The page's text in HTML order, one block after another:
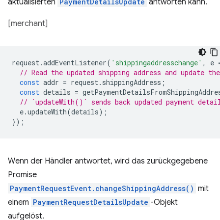
aktualisierten
antworten kann.
[merchant]
request.addEventListener( 'shippingaddresschange' , e
// Read the updated shipping address and update
const addr = request. shippingAddress ;
const details =
// `updateWith()` sends back updated payment
e.updateWith(details);
});
Wenn der Händler antwortet, wird das zurückgegebene
Promise
PaymentRequestEvent.changeShippingAddress() mit
einem PaymentRequestDetailsUpdate -Objekt
aufgelöst.